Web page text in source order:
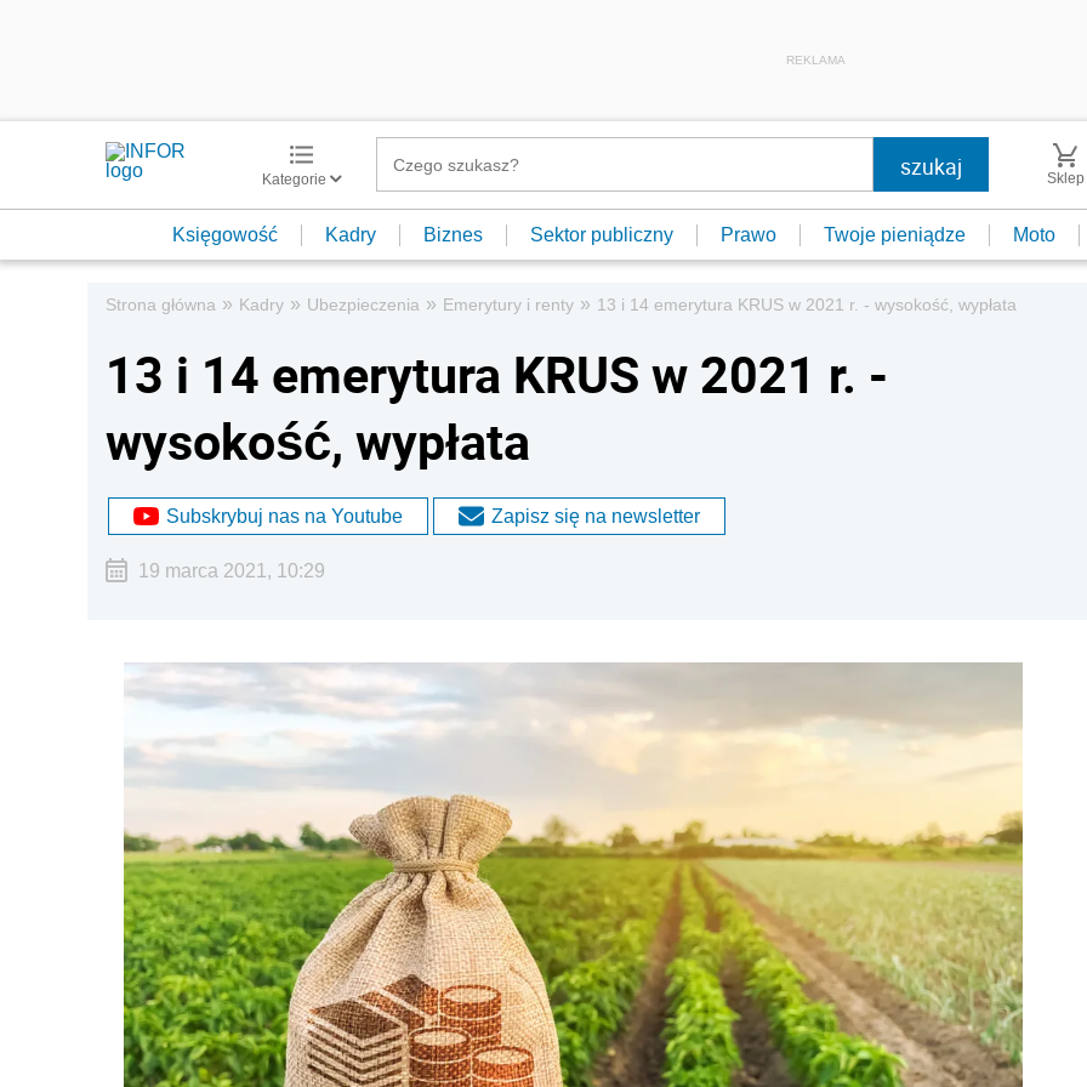
REKLAMA
Kategorie Sklep
Księgowość Kadry Biznes Sektor publiczny Prawo Twoje pieniądze Moto
Strona główna » Kadry » Ubezpieczenia » Emerytury i renty » 13 i 14 emerytura KRUS w 2021 r. - wysokość, wypłata
13 i 14 emerytura KRUS w 2021 r. -
wysokość, wypłata
Subskrybuj nas na Youtube Zapisz się na newsletter
19 marca 2021, 10:29